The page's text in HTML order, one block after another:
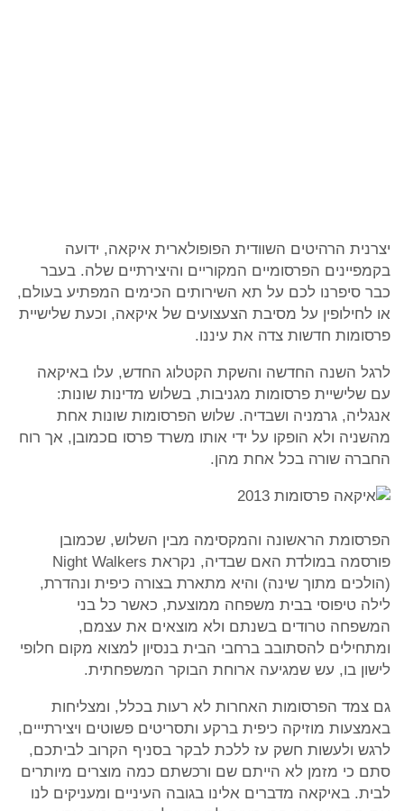
יצרנית הרהיטים השוודית הפופולארית איקאה, ידועה
בקמפיינים הפרסומיים המקוריים והיצירתיים שלה. בעבר
כבר סיפרנו לכם על תא השירותים הכימים המפתיע בעולם,
או לחילופין על מסיבת הצעצועים של איקאה, וכעת שלישיית
פרסומות חדשות צדה את עיננו.
לרגל השנה החדשה והשקת הקטלוג החדש, עלו באיקאה
עם שלישיית פרסומות מגניבות, בשלוש מדינות שונות:
אנגליה, גרמניה ושבדיה. שלוש הפרסומות שונות אחת
מהשניה ולא הופקו על ידי אותו משרד פרסו םכמובן, אך רוח
החברה שורה בכל אחת מהן.
הפרסומת הראשונה והמקסימה מבין השלוש, שכמובן
פורסמה במולדת האם שבדיה, נקראת Night Walkers
(הולכים מתוך שינה) והיא מתארת בצורה כיפית ונהדרת,
לילה טיפוסי בבית משפחה ממוצעת, כאשר כל בני
המשפחה טרודים בשנתם ולא מוצאים את עצמם,
ומתחילים להסתובב ברחבי הבית בנסיון למצוא מקום חלופי
לישון בו, עש שמגיעה ארוחת הבוקר המשפחתית.
גם צמד הפרסומות האחרות לא רעות בכלל, ומצליחות
באמצעות מוזיקה כיפית ברקע ותסריטים פשוטים ויצירתייים,
לרגש ולעשות חשק עז ללכת לבקר בסניף הקרוב לביתכם,
סתם כי מזמן לא הייתם שם ורכשתם כמה מוצרים מיותרים
לבית. באיקאה מדברים אלינו בגובה העיניים ומעניקים לנו